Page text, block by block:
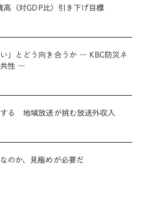
高（対GDP比）引き下げ目標
」とどう向き合うか ― KBC防災ネ
共性 ―
する 地域放送が挑む放送外収入
のか、見極めが必要だ